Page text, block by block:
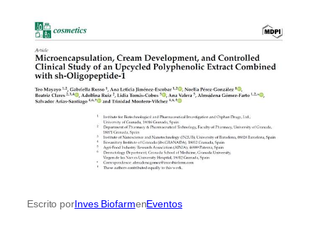
Escrito porInves BiofarmenEventos